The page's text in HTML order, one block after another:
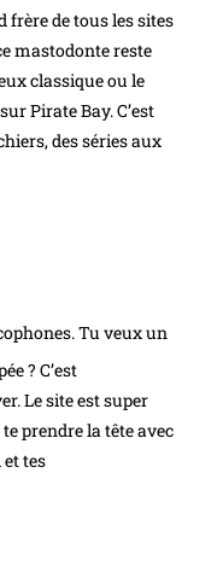
frère de tous les sites
mastodonte reste
classique ou le
Pirate Bay. C’est
des séries aux
Tu veux un
? C’est
Le site est super
prendre la tête avec
tes